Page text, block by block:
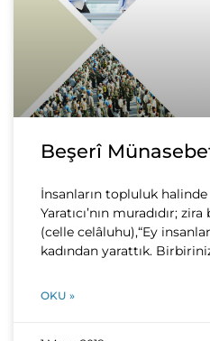
Beşerî
İnsanların topluluk halinde
Yaratıcı’nın muradıdır;
(celle celâluhu),“Ey
kadından yarattık.
OKU »